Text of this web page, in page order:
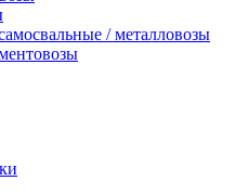
/ металловозы